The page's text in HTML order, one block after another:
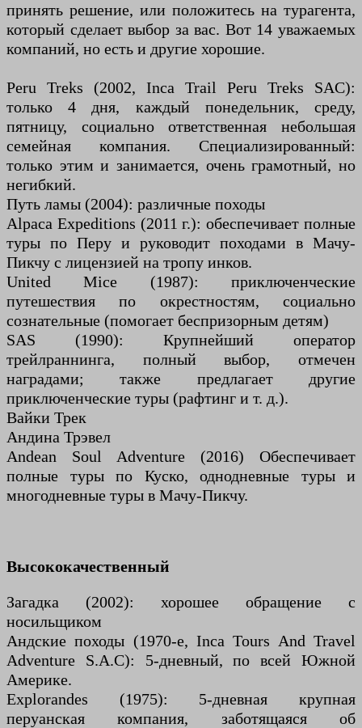
принять решение, или положитесь на турагента,
который сделает выбор за вас. Вот 14 уважаемых
компаний, но есть и другие хорошие.
Peru Treks (2002, Inca Trail Peru Treks SAC):
только 4 дня, каждый понедельник, среду,
пятницу, социально ответственная небольшая
семейная компания. Специализированный:
только этим и занимается, очень грамотный, но
негибкий.
Путь ламы (2004): различные походы
Alpaca Expeditions (2011 г.): обеспечивает полные
туры по Перу и руководит походами в Мачу-
Пикчу с лицензией на тропу инков.
United Mice (1987): приключенческие
путешествия по окрестностям, социально
сознательные (помогает беспризорным детям)
SAS (1990): Крупнейший оператор
трейлраннинга, полный выбор, отмечен
наградами; также предлагает другие
приключенческие туры (рафтинг и т. д.).
Вайки Трек
Андина Трэвел
Andean Soul Adventure (2016) Обеспечивает
полные туры по Куско, однодневные туры и
многодневные туры в Мачу-Пикчу.
Высококачественный
Загадка (2002): хорошее обращение с
носильщиком
Андские походы (1970-е, Inca Tours And Travel
Adventure S.A.C): 5-дневный, по всей Южной
Америке.
Explorandes (1975): 5-дневная крупная
перуанская компания, заботящаяся об